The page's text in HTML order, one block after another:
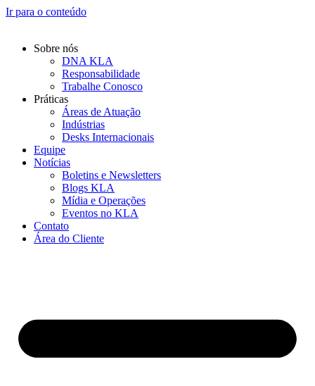
Ir para o conteúdo
Sobre nós
DNA KLA
Responsabilidade
Trabalhe Conosco
Práticas
Áreas de Atuação
Indústrias
Desks Internacionais
Equipe
Notícias
Boletins e Newsletters
Blogs KLA
Mídia e Operações
Eventos no KLA
Contato
Área do Cliente